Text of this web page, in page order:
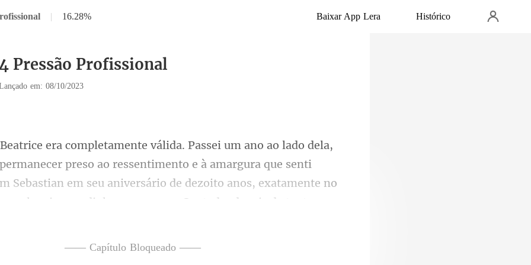
| 16.28% Baixar App Lera Histórico
Pressão Profissional
em: 08/10/2023
ssentimento e à amargura que senti
Sebastian em seu aniversário de dezoito anos, exatamente no
—— Capítulo Bloqueado ——